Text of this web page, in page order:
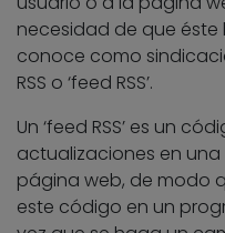
necesidad de que éste
conoce como
RSS o ‘feed RSS’.
Un ‘feed RSS’ es un
actualizaciones en
página web, de modo
este código en un